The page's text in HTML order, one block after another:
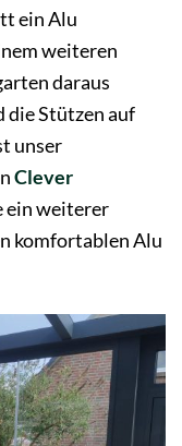
ein Alu
weiteren
daraus
die Stützen auf
unser
Clever
ein weiterer
komfortablen Alu